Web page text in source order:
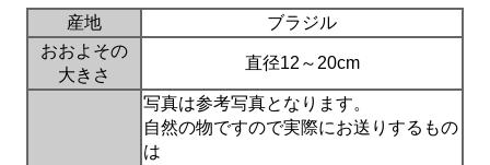
産地
ブラジル
おおよその
大きさ
直径12～20cm
写真は参考写真となります。
自然の物ですので実際にお送りするもの
は